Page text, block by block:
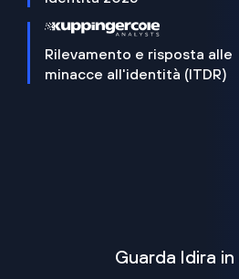
Rilevamento e risposta alle
minacce all'identità (ITDR)
Guarda Idira in